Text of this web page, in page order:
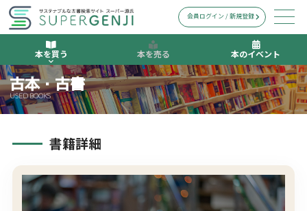
本を買う 本を売る 本のイベント
会員ログイン / 新規登録
古本・古書
USED BOOKS
書籍詳細